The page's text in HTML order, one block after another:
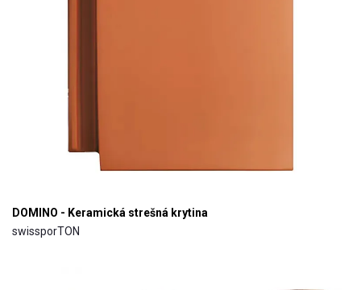
DOMINO - Keramická strešná krytina
swissporTON